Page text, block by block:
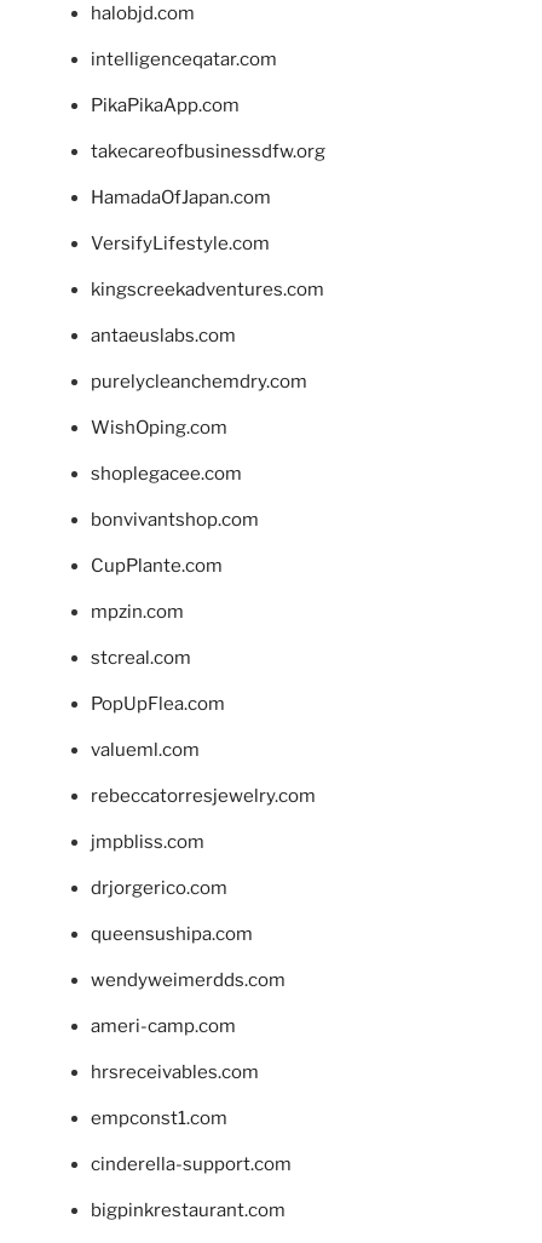
halobjd.com
intelligenceqatar.com
PikaPikaApp.com
takecareofbusinessdfw.org
HamadaOfJapan.com
VersifyLifestyle.com
kingscreekadventures.com
antaeuslabs.com
purelycleanchemdry.com
WishOping.com
shoplegacee.com
bonvivantshop.com
CupPlante.com
mpzin.com
stcreal.com
PopUpFlea.com
valueml.com
rebeccatorresjewelry.com
jmpbliss.com
drjorgerico.com
queensushipa.com
wendyweimerdds.com
ameri-camp.com
hrsreceivables.com
empconst1.com
cinderella-support.com
bigpinkrestaurant.com